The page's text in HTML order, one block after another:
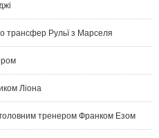
трансфер Рульї з Марселя
Ліона
тренером Франком Езом